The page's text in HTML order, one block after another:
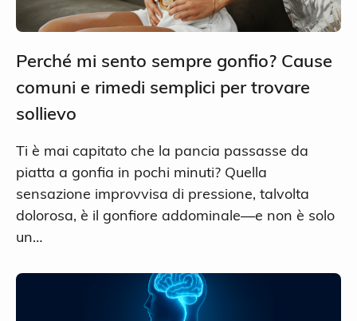
Perché mi sento sempre gonfio? Cause
comuni e rimedi semplici per trovare
sollievo
Ti è mai capitato che la pancia passasse da
piatta a gonfia in pochi minuti? Quella
sensazione improvvisa di pressione, talvolta
dolorosa, è il gonfiore addominale—e non è solo
un…